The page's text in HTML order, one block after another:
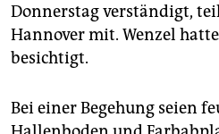
epaper login
Donnerstag verständigt,
Hannover mit. Wenzel
besichtigt.
Bei einer Begehung seien